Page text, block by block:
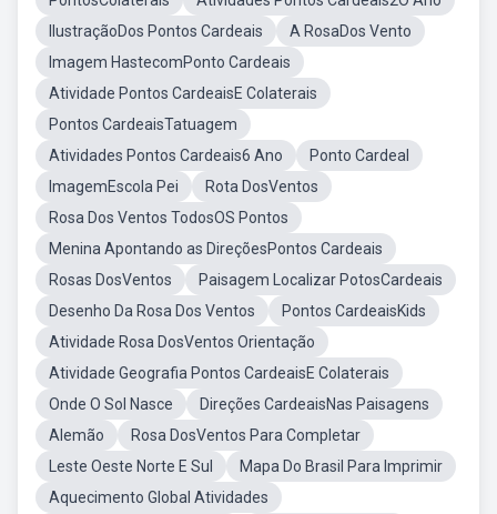
IlustraçãoDos Pontos Cardeais
A RosaDos Vento
Imagem HastecomPonto Cardeais
Atividade Pontos CardeaisE Colaterais
Pontos CardeaisTatuagem
Atividades Pontos Cardeais6 Ano
Ponto Cardeal
ImagemEscola Pei
Rota DosVentos
Rosa Dos Ventos TodosOS Pontos
Menina Apontando as DireçõesPontos Cardeais
Rosas DosVentos
Paisagem Localizar PotosCardeais
Desenho Da Rosa Dos Ventos
Pontos CardeaisKids
Atividade Rosa DosVentos Orientação
Atividade Geografia Pontos CardeaisE Colaterais
Onde O Sol Nasce
Direções CardeaisNas Paisagens
Alemão
Rosa DosVentos Para Completar
Leste Oeste Norte E Sul
Mapa Do Brasil Para Imprimir
Aquecimento Global Atividades